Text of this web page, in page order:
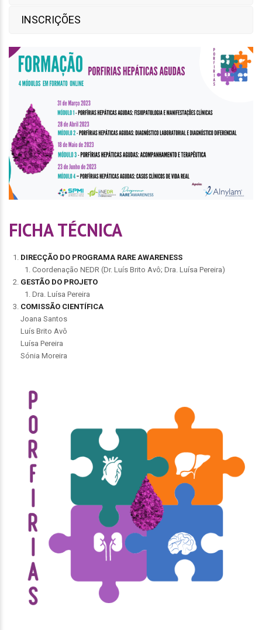
INSCRIÇÕES
FICHA TÉCNICA
DIRECÇÃO DO PROGRAMA RARE AWARENESS
Coordenação NEDR (Dr. Luís Brito Avô; Dra. Luísa Pereira)
GESTÃO DO PROJETO
Dra. Luísa Pereira
COMISSÃO CIENTÍFICA
Joana Santos
Luís Brito Avô
Luísa Pereira
Sónia Moreira